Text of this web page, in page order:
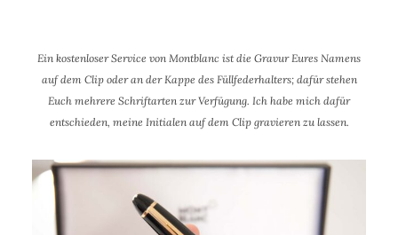
Ein kostenloser Service von Montblanc ist die Gravur Eures Namens
auf dem Clip oder an der Kappe des Füllfederhalters; dafür stehen
Euch mehrere Schriftarten zur Verfügung. Ich habe mich dafür
entschieden, meine Initialen auf dem Clip gravieren zu lassen.